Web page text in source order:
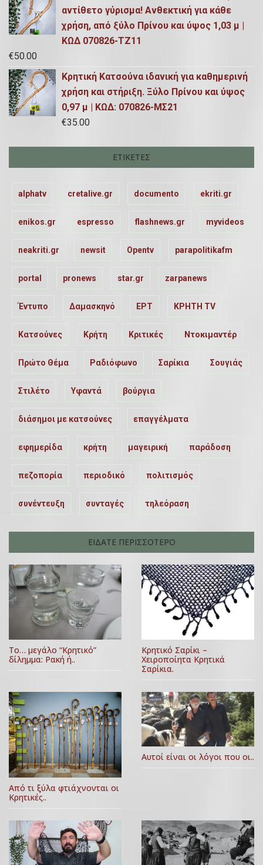
αντίθετο γύρισμα! Ανθεκτική για κάθε
χρήση, από ξύλο Πρίνου και ύψος 1,03 μ |
ΚΩΔ 070826-ΤΖ11
€50.00
Κρητική Κατσούνα ιδανική για καθημερινή
χρήση και στήριξη. Ξύλο Πρίνου και ύψος
0,97 μ | ΚΩΔ: 070826-ΜΣ21
€35.00
ΕΤΙΚΈΤΕΣ
alphatv cretalive.gr documento ekriti.gr
enikos.gr espresso flashnews.gr myvideos
neakriti.gr newsit Opentv parapolitikafm
portal pronews star.gr zarpanews
Έντυπο Δαμασκηνό ΕΡΤ ΚΡΗΤΗ TV
Κατσούνες Κρήτη Κριτικές Ντοκιμαντέρ
Πρώτο Θέμα Ραδιόφωνο Σαρίκια Σουγιάς
Στιλέτο Υφαντά βούργια
διάσημοι με κατσούνες επαγγέλματα
εφημερίδα κρήτη μαγειρική παράδοση
πεζοπορία περιοδικό πολιτισμός
συνέντευξη συνταγές τηλεόραση
ΕΙΔΑΤΕ ΠΕΡΙΣΣΟΤΕΡΟ
Το… μεγάλο “Κρητικό”
δίλημμα: Ρακή ή..
Κρητικό Σαρίκι –
Χειροποίητα Κρητικά
Σαρίκια.
Από τι ξύλα φτιάχνονται οι
Κρητικές..
Αυτοί είναι οι λόγοι που οι..